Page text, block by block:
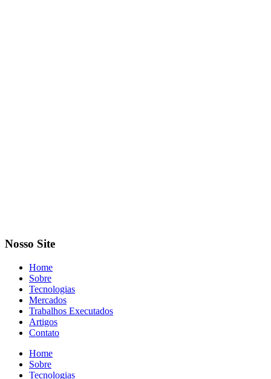
Nosso Site
Home
Sobre
Tecnologias
Mercados
Trabalhos Executados
Artigos
Contato
Home
Sobre
Tecnologias